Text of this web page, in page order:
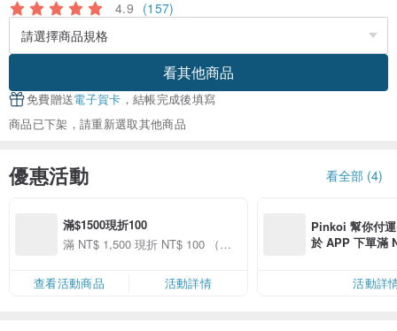
4.9 (157)
看其他商品
免費贈送電子賀卡 ，結帳完成後填寫
商品已下架，請重新選取其他商品
優惠活動 看全部 (4)
滿$1500現折100
滿 NT$ 1,500 現折 NT$ 100 （限
查看活動商品
活動詳情
Pinkoi 幫你付
於 APP 下單滿
活動詳